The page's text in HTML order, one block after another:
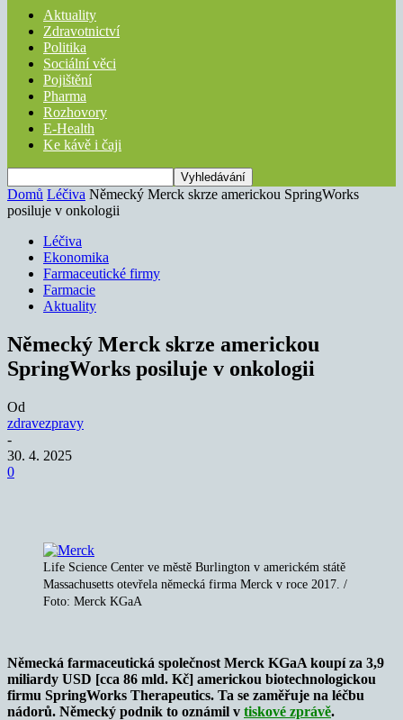
Aktuality
Zdravotnictví
Politika
Sociální věci
Pojištění
Pharma
Rozhovory
E-Health
Ke kávě i čaji
Domů Léčiva Německý Merck skrze americkou SpringWorks
posiluje v onkologii
Léčiva
Ekonomika
Farmaceutické firmy
Farmacie
Aktuality
Německý Merck skrze americkou
SpringWorks posiluje v onkologii
Od
zdravezpravy
-
30. 4. 2025
0
Life Science Center ve městě Burlington v americkém státě
Massachusetts otevřela německá firma Merck v roce 2017. /
Foto: Merck KGaA
Německá farmaceutická společnost Merck KGaA koupí za 3,9
miliardy USD [cca 86 mld. Kč] americkou biotechnologickou
firmu SpringWorks Therapeutics. Ta se zaměřuje na léčbu
nádorů. Německý podnik to oznámil v tiskové zprávě.